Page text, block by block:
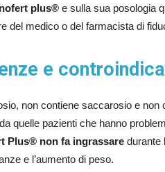
plus® e sulla sua posologia
del medico o del farmacista di
e
non contiene saccarosio e
quelle pazienti che hanno
Plus® non fa ingrassare durante
e l’aumento di peso.